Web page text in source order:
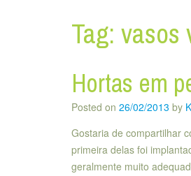
Tag: vasos
Hortas em
Posted on 26/02/2013 by
Gostaria de compartilhar
primeira delas foi
geralmente muito